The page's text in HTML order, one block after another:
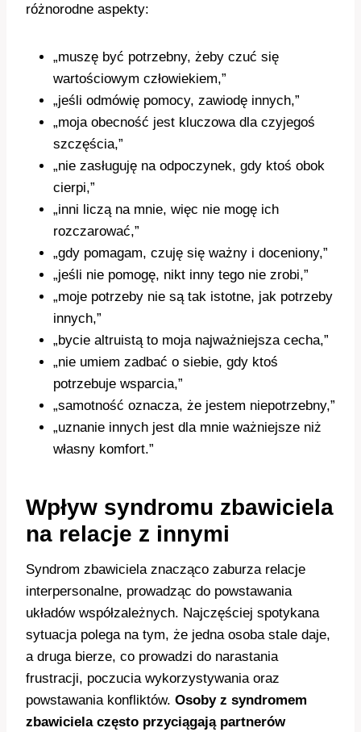
różnorodne aspekty:
„muszę być potrzebny, żeby czuć się
wartościowym człowiekiem,”
„jeśli odmówię pomocy, zawiodę innych,”
„moja obecność jest kluczowa dla czyjegoś
szczęścia,”
„nie zasługuję na odpoczynek, gdy ktoś obok
cierpi,”
„inni liczą na mnie, więc nie mogę ich
rozczarować,”
„gdy pomagam, czuję się ważny i doceniony,”
„jeśli nie pomogę, nikt inny tego nie zrobi,”
„moje potrzeby nie są tak istotne, jak potrzeby
innych,”
„bycie altruistą to moja najważniejsza cecha,”
„nie umiem zadbać o siebie, gdy ktoś
potrzebuje wsparcia,”
„samotność oznacza, że jestem niepotrzebny,”
„uznanie innych jest dla mnie ważniejsze niż
własny komfort.”
Wpływ syndromu zbawiciela
na relacje z innymi
Syndrom zbawiciela znacząco zaburza relacje
interpersonalne, prowadząc do powstawania
układów współzależnych. Najczęściej spotykana
sytuacja polega na tym, że jedna osoba stale daje,
a druga bierze, co prowadzi do narastania
frustracji, poczucia wykorzystywania oraz
powstawania konfliktów. Osoby z syndromem
zbawiciela często przyciągają partnerów